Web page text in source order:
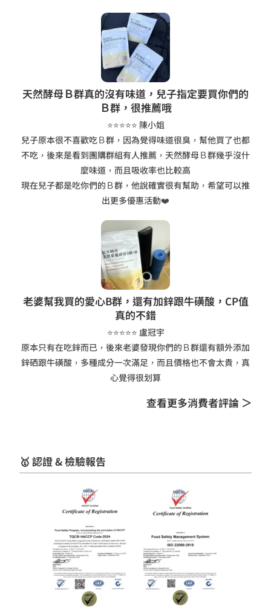
天然酵母Ｂ群真的沒有味道，兒子指定要買你們的
Ｂ群，很推薦哦
⭐⭐⭐⭐⭐ 陳小姐
兒子原本很不喜歡吃Ｂ群，因為覺得味道很臭，幫他買了也都
不吃，後來是看到團購群組有人推薦，天然酵母Ｂ群幾乎沒什
麼味道，而且吸收率也比較高
現在兒子都是吃你們的Ｂ群，他說確實很有幫助，希望可以推
出更多優惠活動❤️
老婆幫我買的愛心B群，還有加鋅跟牛磺酸，CP值
真的不錯
⭐⭐⭐⭐⭐ 盧冠宇
原本只有在吃鋅而已，後來老婆發現你們的Ｂ群還有額外添加
鋅硒跟牛磺酸，多種成分一次滿足，而且價格也不會太貴，真
心覺得很划算
查看更多消費者評論 ＞
🥇 認證 & 檢驗報告